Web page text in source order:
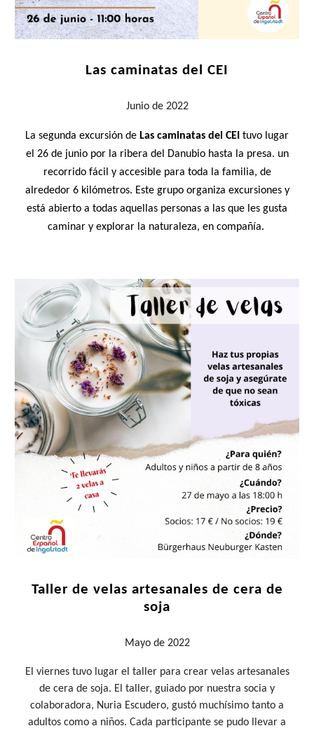
Las caminatas del CEI
Juniode 2022
La segunda excursión de Las caminatas del CEI tuvo lugar
el 26 de junio por la ribera del Danubio hasta la presa. un
recorrido fácil y accesible para toda la familia, de
alrededor 6 kilómetros. Estegrupo organiza excursiones y
está abierto a todas aquellas personas a las que les gusta
caminar y explorar la naturaleza, en compañía.
Taller de velas artesanales de cera de
soja
Mayode 2022
El viernes tuvo lugar el taller para crear velas artesanales
de cera de soja. El taller, guiado por nuestra socia y
colaboradora, Nuria Escudero, gustó muchísimo tanto a
adultos como a niños. Cada participante se pudo llevar a